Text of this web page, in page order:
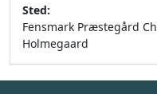
Sted:
Fensmark Præstegård
Holmegaard